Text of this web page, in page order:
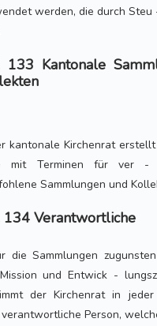
werden, die durch Steu
133 Kantonale
kantonale Kirchenrat
mit Terminen für ver -
Sammlungen und
134 Verantwortliche
die Sammlungen
und Entwick -
der Kirchenrat in jeder
Person,